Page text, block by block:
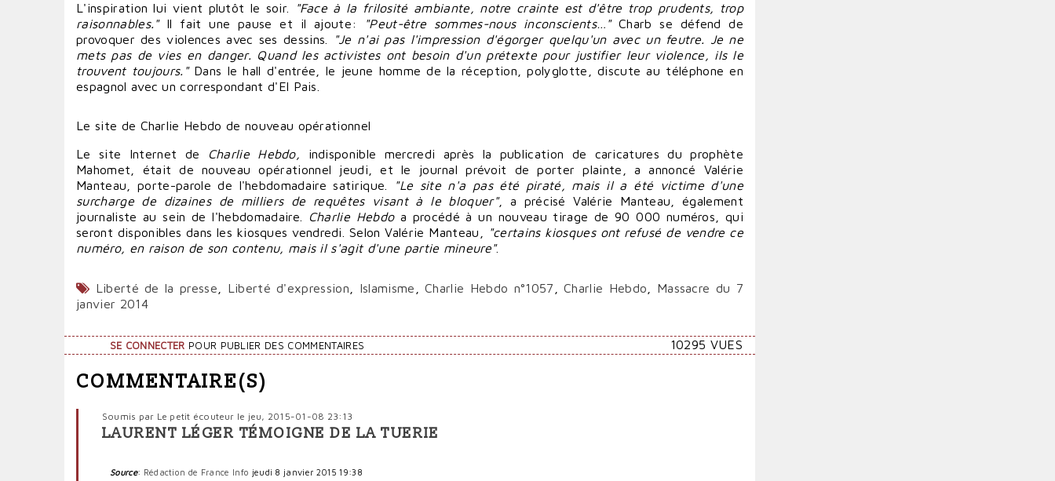
L'inspiration lui vient plutôt le soir.
"Face à la frilosité ambiante, notre crainte est d'être trop prudents, trop
raisonnables."Il fait une pause et il ajoute: "Peut-être sommes-nous inconscients…"Charb se défend de
provoquer des violences avec ses dessins. "Je n'ai pas l'impression d'égorgerquelqu'un avec un feutre. Je ne
mets pas de vies en danger. Quand les activistes ont besoin d'un prétexte pour justifierleur violence, ils le
trouvent toujours."Dans le hall d'entrée, le jeune homme de la réception, polyglotte, discute au téléphone en
espagnol avec un correspondant d'El Pais.
Le site de Charlie Hebdo de nouveau opérationnel
Le site Internet de
Charlie Hebdo, indisponible mercredi après la publication de caricatures du prophète
Mahomet, était de nouveau opérationnel jeudi, et le journal prévoit de porter plainte, a annoncé Valérie
Manteau, porte-parole de l'hebdomadaire satirique.
"Le site n'a pas été piraté, mais il a été victime d'une
surcharge de dizaines de milliers de requêtes visant à le bloquer", a précisé Valérie Manteau, également
journaliste au sein de l'hebdomadaire.
Charlie Hebdoa procédé à un nouveau tirage de 90 000 numéros, qui
seront disponibles dans les kiosques vendredi. Selon Valérie Manteau,
"certains kiosques ont refusé de vendre ce
numéro, en raison de son contenu, mais il s'agit d'une partie mineure".
Liberté de la presse Liberté d'expression Islamisme ,Charlie Hebdo n°1057 ,Charlie Hebdo
Massacre du 7
janvier 2014
SE CONNECTER POUR PUBLIER DES COMMENTAIRES 10295 VUES
COMMENTAIRE(S)
Soumis par Le petit écouteur le jeu, 2015-01-08 23:13
LAURENT LÉGER TÉMOIGNE DE LA TUERIE
Source: Rédaction de France Info jeudi 8 janvier 2015 19:38